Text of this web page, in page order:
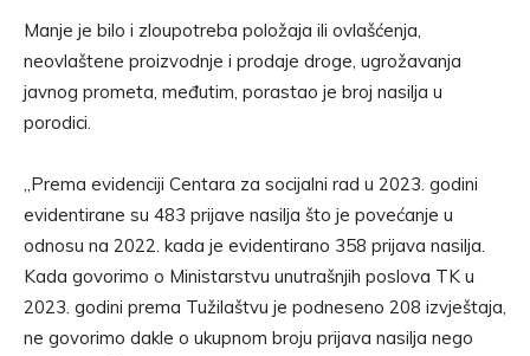
Manje je bilo i zloupotreba položaja ili ovlašćenja,
neovlaštene proizvodnje i prodaje droge, ugrožavanja
javnog prometa, međutim, porastao je broj nasilja u
porodici.
„Prema evidenciji Centara za socijalni rad u 2023. godini
evidentirane su 483 prijave nasilja što je povećanje u
odnosu na 2022. kada je evidentirano 358 prijava nasilja.
Kada govorimo o Ministarstvu unutrašnjih poslova TK u
2023. godini prema Tužilaštvu je podneseno 208 izvještaja,
ne govorimo dakle o ukupnom broju prijava nasilja nego